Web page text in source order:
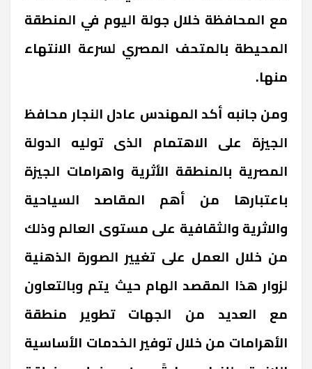
مع المحافظة خلال جولة اليوم في المنطقة
المحيطة بالمتحف المصري لسرعة الانتهاء
منها.
ومن جانبه أكد المهندس عادل النجار محافظ
الجيزة على الاهتمام الذى توليه الدولة
المصرية بالمنطقة الأثرية واهرامات الجيزة
باعتبارها من أهم المقاصد السياحية
والاثرية والثقافية على مستوى العالم وذلك
من خلال العمل على تغيير الصورة الذهنية
لزوار هذا المقصد الهام حيث يتم وبالتعاون
مع العديد من الجهات تطوير منطقة
الأهرامات من خلال توفير الخدمات الأساسية